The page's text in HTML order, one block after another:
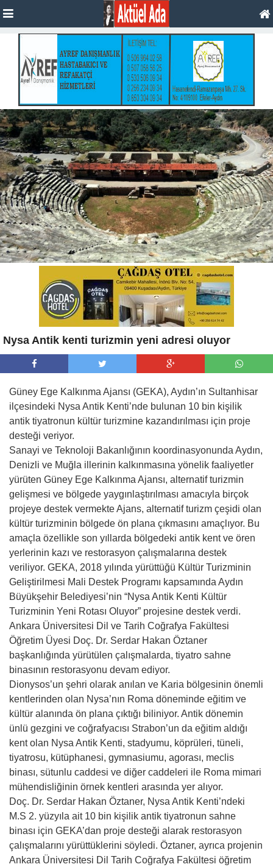
Nysa Antik kenti turizmin yeni adresi oluyor
Güney Ege Kalkınma Ajansı (GEKA), Aydın’ın Sultanhisar
ilçesindeki Nysa Antik Kenti’nde bulunan 10 bin kişilik
antik tiyatronun kültür turizmine kazandırılması için proje
desteği veriyor.
Sanayi ve Teknoloji Bakanlığının koordinasyonunda Aydın,
Denizli ve Muğla illerinin kalkınmasına yönelik faaliyetler
yürüten Güney Ege Kalkınma Ajansı, alternatif turizmin
gelişmesi ve bölgede yaygınlaştırılması amacıyla birçok
projeye destek vermekte Ajans, alternatif turizm çeşidi olan
kültür turizminin bölgede ön plana çıkmasını amaçlıyor. Bu
amaçla özellikle son yıllarda bölgedeki antik kent ve ören
yerlerinin kazı ve restorasyon çalışmalarına destek
veriliyor. GEKA, 2018 yılında yürüttüğü Kültür Turizminin
Geliştirilmesi Mali Destek Programı kapsamında Aydın
Büyükşehir Belediyesi’nin “Nysa Antik Kenti Kültür
Turizminin Yeni Rotası Oluyor” projesine destek verdi.
Ankara Üniversitesi Dil ve Tarih Coğrafya Fakültesi
Öğretim Üyesi Doç. Dr. Serdar Hakan Öztaner
başkanlığında yürütülen çalışmalarda, tiyatro sahne
binasının restorasyonu devam ediyor.
Dionysos’un şehri olarak anılan ve Karia bölgesinin önemli
kentlerinden olan Nysa’nın Roma döneminde eğitim ve
kültür alanında ön plana çıktığı biliniyor. Antik dönemin
ünlü gezgini ve coğrafyacısı Strabon’un da eğitim aldığı
kent olan Nysa Antik Kenti, stadyumu, köprüleri, tüneli,
tiyatrosu, kütüphanesi, gymnasiumu, agorası, meclis
binası, sütunlu caddesi ve diğer caddeleri ile Roma mimari
mühendisliğinin örnek kentleri arasında yer alıyor.
Doç. Dr. Serdar Hakan Öztaner, Nysa Antik Kenti’ndeki
M.S 2. yüzyıla ait 10 bin kişilik antik tiyatronun sahne
binası için GEKA’dan proje desteği alarak restorasyon
çalışmalarını yürüttüklerini söyledi. Öztaner, ayrıca projenin
Ankara Üniversitesi Dil Tarih Coğrafya Fakültesi öğretim